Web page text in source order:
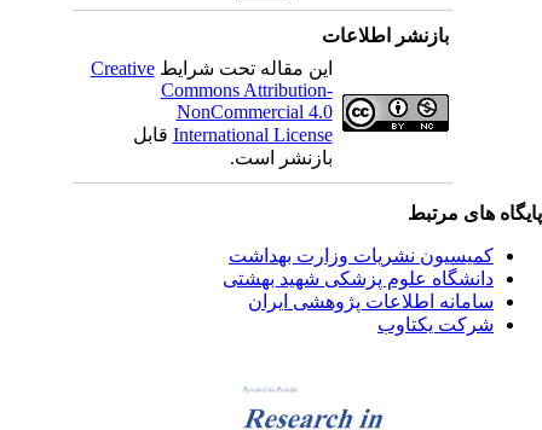
بازنشر اطلاعات
این مقاله تحت شرایطCreative
Commons Attribution-
NonCommercial 4.0
International Licenseقابل
بازنشر است.
های مرتبط
کمیسیون نشریات وزارت بهداشت
دانشگاه علوم پزشکی شهید بهشتی
سامانه اطلاعات پژوهشی ایران
شرکت یکتاوب